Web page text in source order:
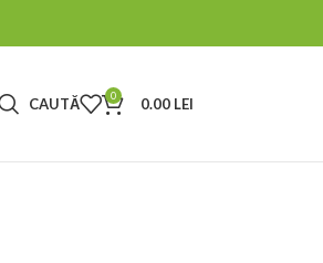
CAUTĂ 0 0.00 LEI